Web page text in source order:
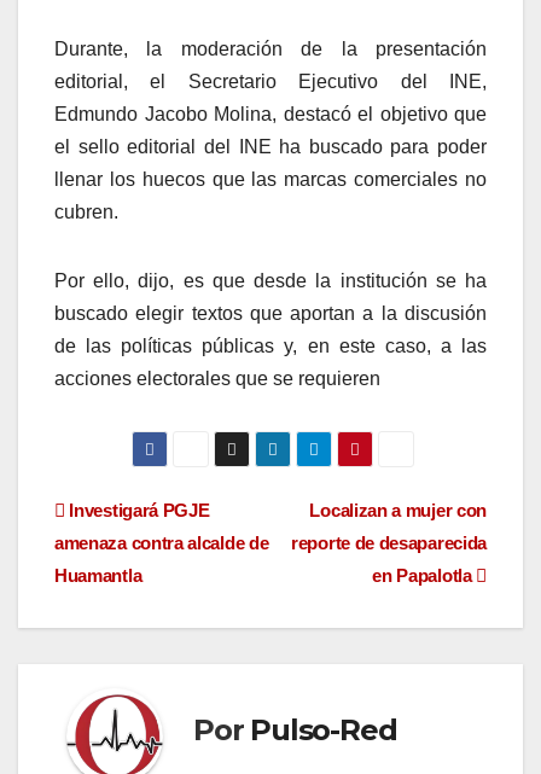
Durante, la moderación de la presentación
editorial, el Secretario Ejecutivo del INE,
Edmundo Jacobo Molina, destacó el objetivo que
el sello editorial del INE ha buscado para poder
llenar los huecos que las marcas comerciales no
cubren.
Por ello, dijo, es que desde la institución se ha
buscado elegir textos que aportan a la discusión
de las políticas públicas y, en este caso, a las
acciones electorales que se requieren
Navegación
de
entradas
Localizan a mujer con
reporte de desaparecida
en Papalotla
Investigará PGJE
amenaza contra alcalde de
Huamantla
Por Pulso-Red